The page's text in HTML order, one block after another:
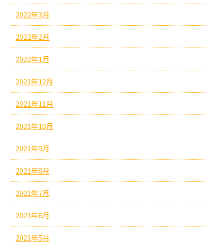
2022年3月
2022年2月
2022年1月
2021年12月
2021年11月
2021年10月
2021年9月
2021年8月
2021年7月
2021年6月
2021年5月